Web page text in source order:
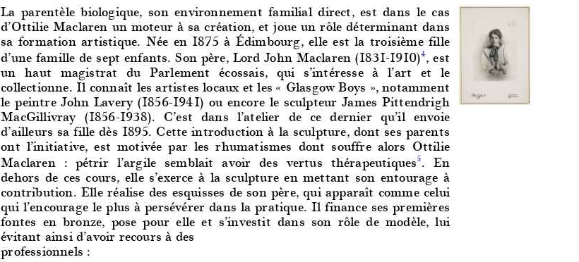
La parentèle biologique, son environnement familial direct, est dans le cas
d’Ottilie Maclaren un moteur à sa création, et joue un rôle déterminant dans
sa formation artistique. Née en 1875 à Édimbourg, elle est la troisième fille
d’une famille de sept enfants. Son père, Lord John Maclaren (1831-1910)4, est
un haut magistrat du Parlement écossais, qui s’intéresse à l’art et le
collectionne. Il connaît les artistes locaux et les « Glasgow Boys », notamment
le peintre John Lavery (1856-1941) ou encore le sculpteur James Pittendrigh
MacGillivray (1856-1938). C’est dans l’atelier de ce dernier qu’il envoie
d’ailleurs sa fille dès 1895. Cette introduction à la sculpture, dont ses parents
ont l’initiative, est motivée par les rhumatismes dont souffre alors Ottilie
Maclaren : pétrir l’argile semblait avoir des vertus thérapeutiques5. En
dehors de ces cours, elle s’exerce à la sculpture en mettant son entourage à
contribution. Elle réalise des esquisses de son père, qui apparaît comme celui
qui l’encourage le plus à persévérer dans la pratique. Il finance ses premières
fontes en bronze, pose pour elle et s’investit dans son rôle de modèle, lui
évitant ainsi d’avoir recours à des
professionnels :